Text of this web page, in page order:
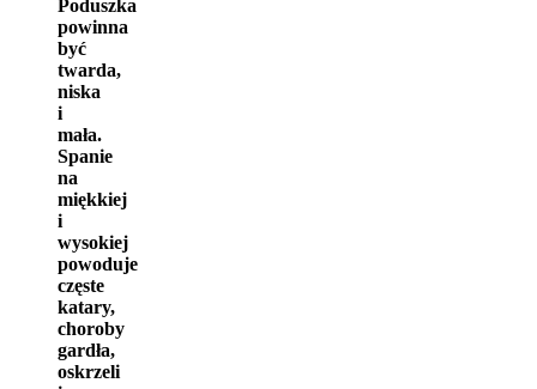
Poduszka
powinna
być
twarda,
niska
i
mała.
Spanie
na
miękkiej
i
wysokiej
powoduje
częste
katary,
choroby
gardła,
oskrzeli